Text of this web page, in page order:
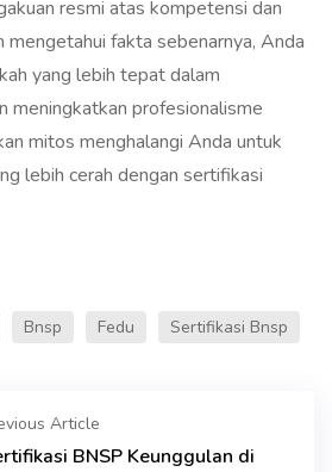
resmi atas kompetensi dan
mengetahui fakta sebenarnya, Anda
yang lebih tepat dalam
meningkatkan profesionalisme
mitos menghalangi Anda untuk
lebih cerah dengan sertifikasi
Bnsp Fedu Sertifikasi Bnsp
Article
BNSP Keunggulan di